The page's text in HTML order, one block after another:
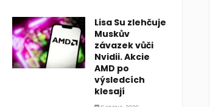
Lisa Su zlehčuje
Muskův
závazek vůči
Nvidii. Akcie
AMD po
výsledcích
klesají